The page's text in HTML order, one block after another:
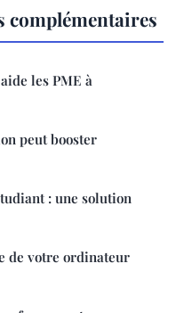
les PME à
peut booster
: une solution
de votre ordinateur